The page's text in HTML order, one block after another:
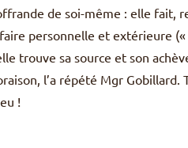
de soi-même : elle fait,
personnelle et extérieure
trouve sa source et son
l’a répété Mgr
!